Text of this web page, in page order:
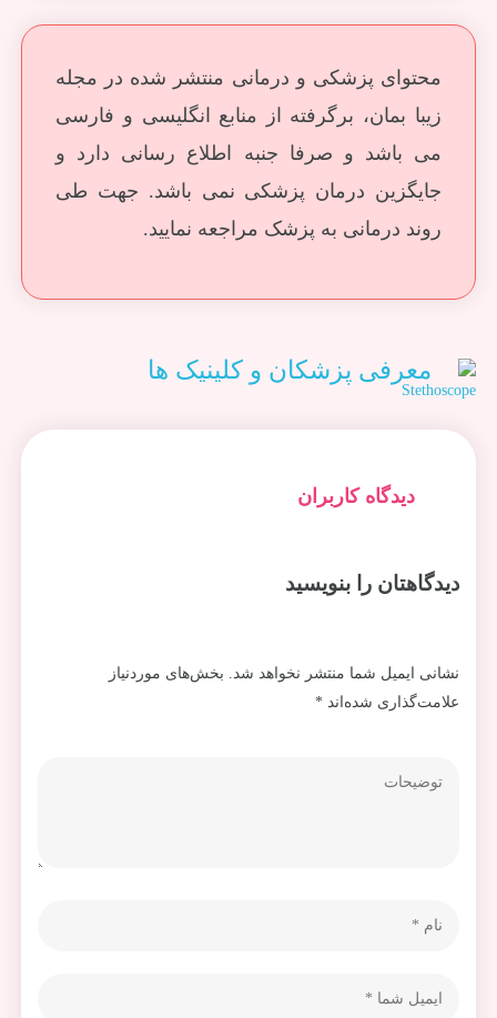
محتوای پزشکی و درمانی منتشر شده در مجله
زیبا بمان، برگرفته از منابع انگلیسی و فارسی
می باشد و صرفا جنبه اطلاع رسانی دارد و
جایگزین درمان پزشکی نمی باشد. جهت طی
روند درمانی به پزشک مراجعه نمایید.
معرفی پزشکان و کلینیک ها
دیدگاه کاربران
دیدگاهتان را بنویسید
نشانی ایمیل شما منتشر نخواهد شد. بخش‌های موردنیاز
علامت‌گذاری شده‌اند*